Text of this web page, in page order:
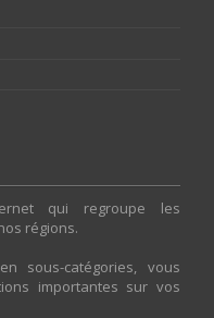
qui regroupe les
régions.
sous-catégories, vous
importantes sur vos